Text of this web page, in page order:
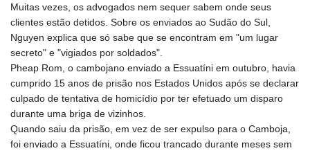
MAD 10.770417
MDL 20.085595
MGA 4963.135313
MKD 61.539077
MMK 2419.122624
MNT 4143.388184
MOP 9.327593
MUR 54.234774
MVR 17.813278
Muitas vezes, os advogados nem sequer sabem onde seus
clientes estão detidos. Sobre os enviados ao Sudão do Sul,
Nguyen explica que só sabe que se encontram em "um lugar
secreto" e "vigiados por soldados".
Pheap Rom, o cambojano enviado a Essuatíni em outubro, havia
cumprido 15 anos de prisão nos Estados Unidos após se declarar
culpado de tentativa de homicídio por ter efetuado um disparo
durante uma briga de vizinhos.
Quando saiu da prisão, em vez de ser expulso para o Camboja,
foi enviado a Essuatíni, onde ficou trancado durante meses sem